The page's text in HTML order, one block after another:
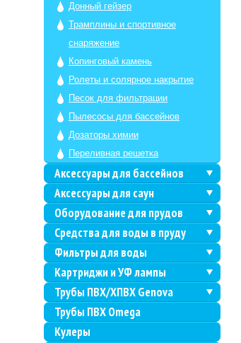
Донный гейзер
Трамплины и спортивное
снаряжение
Копинговый камень
Ролеты и солярное накрытие
Песок для фильтрации
Пылесосы для бассейнов
Дозаторы химии
Переливная решетка
Аксессуары для бассейнов
Аксессуары для саун
Оборудование для прудов
Средства для воды в пруду
Фильтры для воды
Картриджи и УФ лампы
Трубы ПВХ/ХПВХ Genova
Трубы ПВХ Omega
Кулеры